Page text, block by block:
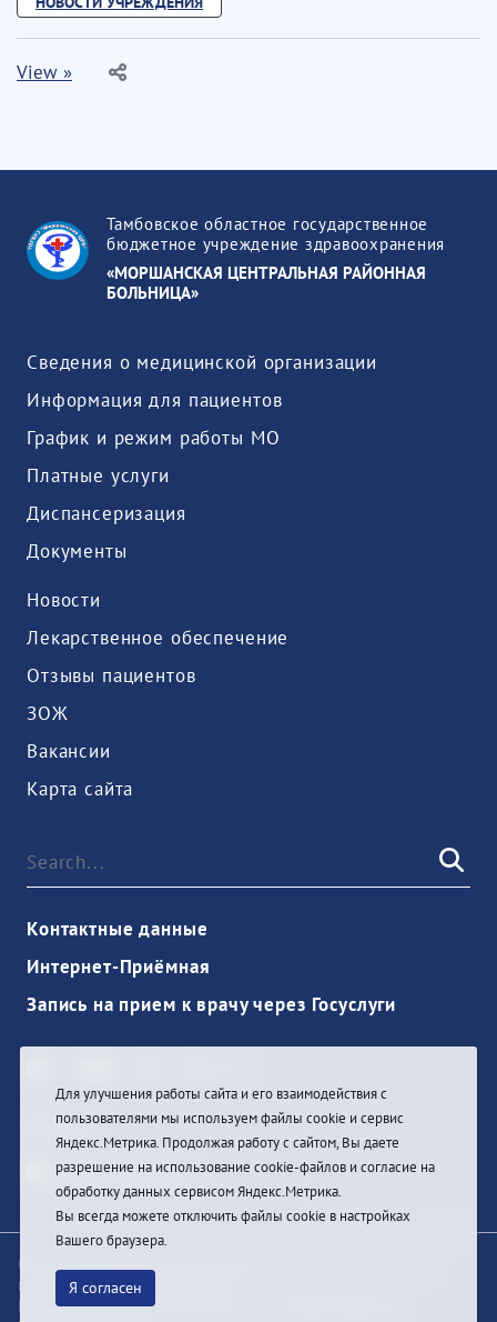
View »
Тамбовское областное государственное
бюджетное учреждение здравоохранения
«МОРШАНСКАЯ ЦЕНТРАЛЬНАЯ РАЙОННАЯ
БОЛЬНИЦА»
Сведения о медицинской организации
Информация для пациентов
График и режим работы МО
Платные услуги
Диспансеризация
Документы
Новости
Лекарственное обеспечение
Отзывы пациентов
ЗОЖ
Вакансии
Карта сайта
Контактные данные
Интернет-Приёмная
Запись на прием к врачу через Госуслуги
Sign In
© При цитировании информации с сайта ссылка на
первоисточник обязательна
Разработка и техподдержка сайта
Для улучшения работы сайта и его взаимодействия с
пользователями мы используем файлы cookie и сервис
Яндекс.Метрика. Продолжая работу с сайтом, Вы даете
разрешение на использование cookie-файлов и согласие на
обработку данных сервисом Яндекс.Метрика.
Вы всегда можете отключить файлы cookie в настройках
Вашего браузера.
Я согласен